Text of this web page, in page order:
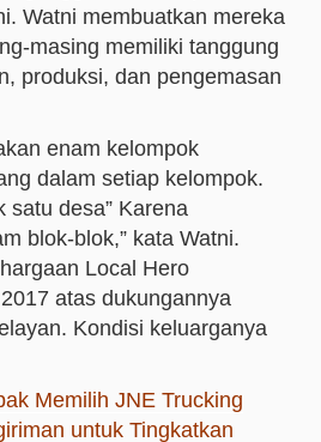
Watni membuatkan mereka
masing memiliki tanggung
produksi, dan pengemasan
enam kelompok
dalam setiap kelompok.
satu desa” Karena
blok-blok,” kata Watni.
Local Hero
atas dukungannya
Kondisi keluarganya
Memilih JNE Trucking
untuk Tingkatkan